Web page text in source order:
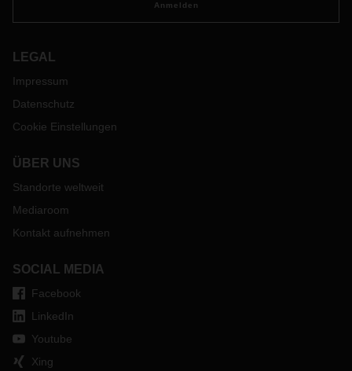
Anmelden
LEGAL
Impressum
Datenschutz
Cookie Einstellungen
ÜBER UNS
Standorte weltweit
Mediaroom
Kontakt aufnehmen
SOCIAL MEDIA
Facebook
LinkedIn
Youtube
Xing